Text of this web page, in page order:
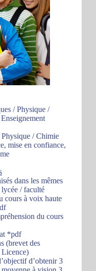
/ Physique /
/ Chimie
mise en confiance,
dans les mêmes
/ faculté
cours à voix haute
du cours
*pdf
(brevet des
Licence)
d’obtenir 3